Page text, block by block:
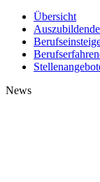
Übersicht
News